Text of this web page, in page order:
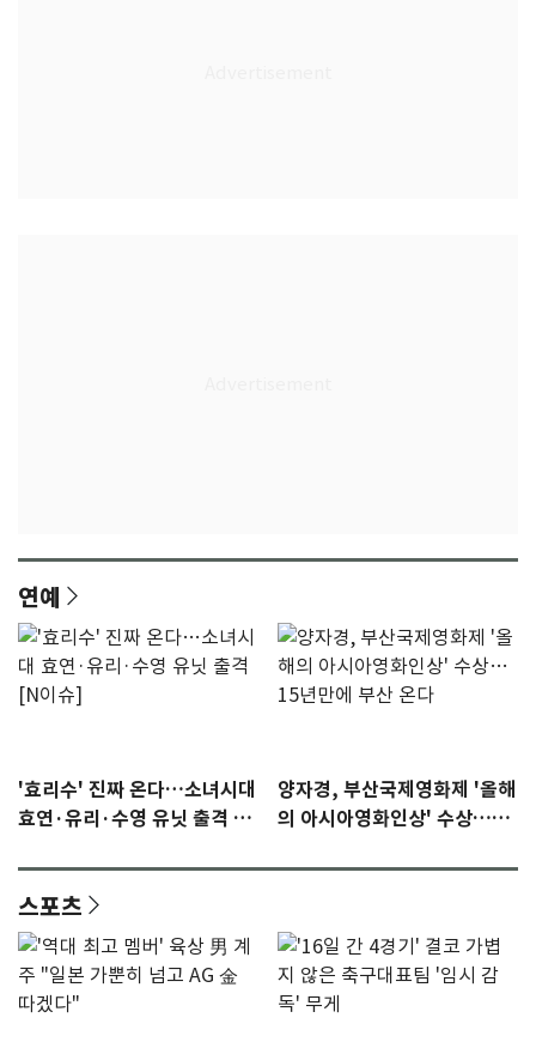
연예
'효리수' 진짜 온다…소녀시대
효연·유리·수영 유닛 출격 [N
양자경, 부산국제영화제 '올해
의 아시아영화인상' 수상…15
스포츠